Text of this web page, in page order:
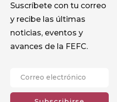
Suscríbete con tu correo
y recibe las últimas
noticias, eventos y
avances de la FEFC.